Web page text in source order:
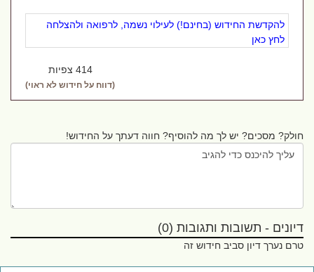
להקדשת החידוש (בחינם!) לעילוי נשמה, לרפואה ולהצלחה
לחץ כאן
414 צפיות
(דווח על חידוש לא ראוי)
חולק? מסכים? יש לך מה להוסיף? חווה דעתך על החידוש!
דיונים - תשובות ותגובות (0)
טרם נערך דיון סביב חידוש זה